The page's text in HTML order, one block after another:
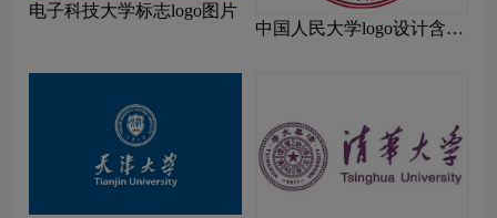
电子科技大学标志logo图片
中国人民大学logo设计含义